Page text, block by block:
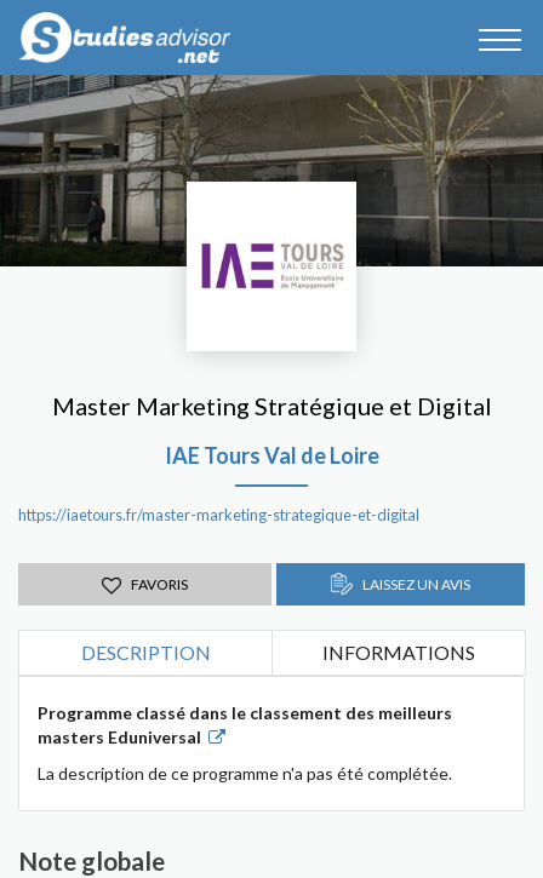
Master Marketing Stratégique et Digital
IAE Tours Val de Loire
https://iaetours.fr/master-marketing-strategique-et-digital
FAVORIS LAISSEZ UN AVIS
DESCRIPTION INFORMATIONS
Programme classé dans le classement des meilleurs
masters Eduniversal
La description de ce programme n'a pas été complétée.
Note globale